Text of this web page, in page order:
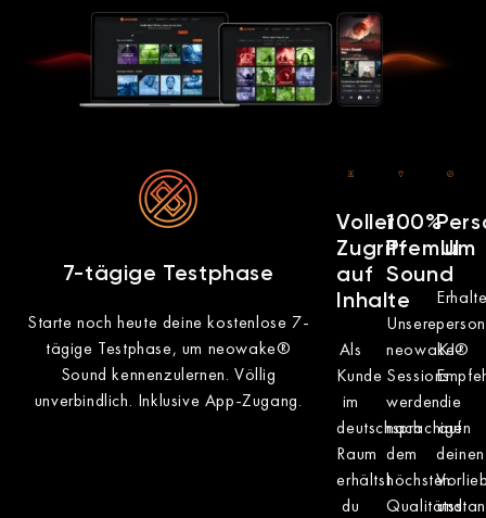
7-tägige Testphase
Starte noch heute deine kostenlose 7-
tägige Testphase, um neowake®
Sound kennenzulernen. Völlig
unverbindlich. Inklusive App-Zugang.
Voller
Zugriff
auf
Inhalte
Als
Kunde
im
deutschsprachigen
Raum
erhältst
du
100%
Premium
Sound
Unsere
neowake®
Sessions
werden
nach
dem
höchsten
UI
KI-
die
auf
deinen
und